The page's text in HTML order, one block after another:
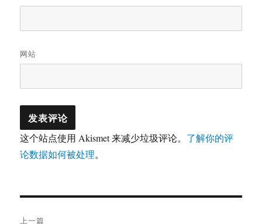
网站
这个站点使用 Akismet 来减少垃圾评论。 了解你的评
论数据如何被处理。
上一篇